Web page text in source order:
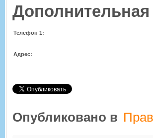
Телефон 1:
Адрес:
Опубликовано в